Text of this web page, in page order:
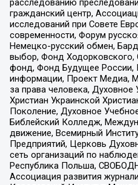
расследованию
гражданский центр,
исследований при Совете
современности, Форум
Немецко-русский обмен,
выбор, Фонд Ходорковского,
фонд, Фонд Будущее России,
информации, Проект Медиа,
за права человека, Духовное
Христиан Украинской
Поколение, Духовное
Библейский Колледж,
движение, Всемирный
Предприятий, Церковь
сеть организаций по
Республика Польша,
Ассоциация развития